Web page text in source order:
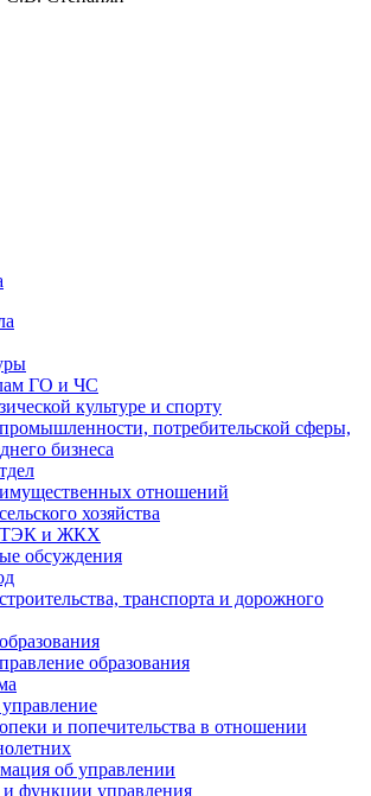
ГО и ЧС
культуре и спорту
потребительской сферы,
бизнеса
отношений
хозяйства
ТЭК и ЖКХ
обсуждения
транспорта и дорожного
образования
и попечительства в отношении
об управлении
и функции управления